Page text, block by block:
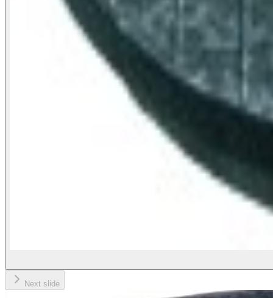
Next slide